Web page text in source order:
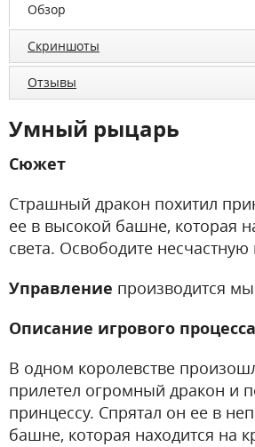
Обзор
Скриншоты
Отзывы
Умный рыцарь
Сюжет
Страшный дракон похитил
ее в высокой башне, которая
света. Освободите
Управление производится
Описание игрового процесса
В одном королевстве
прилетел огромный дракон и
принцессу. Спрятал он ее в
башне, которая находится на